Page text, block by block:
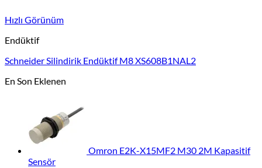
Hızlı Görünüm
Endüktif
Schneider Silindirik Endüktif M8 XS608B1NAL2
En Son Eklenen
Omron E2K-X15MF2 M30 2M Kapasitif
Sensör